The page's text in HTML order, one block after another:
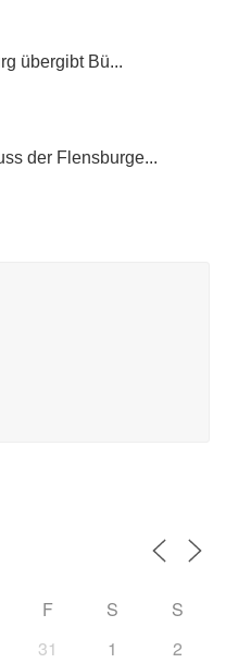
übergibt Bü...
der Flensburge...
F S
S
31 1
2